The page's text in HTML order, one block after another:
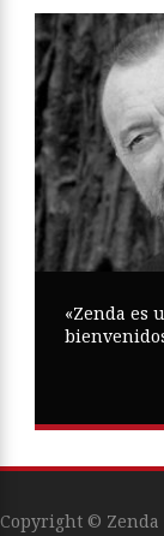
«Zenda es
Copyright © Zenda